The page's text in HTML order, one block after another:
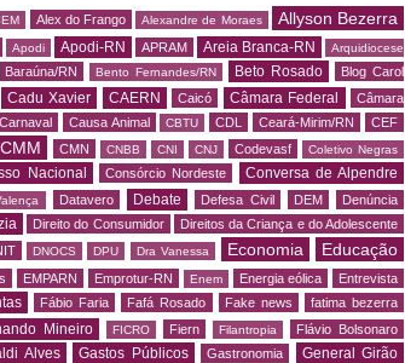
Alex do Frango Alexandre de Moraes
Allyson Bezerra
Apodi Apodi-RN APRAM Areia Branca-RN
Arquidiocese
Baraúna/RN Bento Fernandes/RN Beto Rosado
Blog Carol
Cadu Xavier CAERN Caicó Câmara Federal
Câmara
Carnaval Causa Animal CBTU CDL Ceará-Mirim/RN CEF
CMM CMN CNBB CNI CNJ Codevasf Coletivo Negras
Nacional Consórcio Nordeste Conversa de Alpendre
Datavero Debate Defesa Civil DEM Denúncia
Direito do Consumidor Direitos da Criança e do Adolescente
DNOCS DPU Dra Vanessa Economia Educação
EMPARN Emprotur-RN Enem Energia eólica Entrevista
Fábio Faria Fafá Rosado Fake news fatima bezerra
Mineiro FICRO Fiern Filantropia Flávio Bolsonaro
Alves Gastos Públicos Gastronomia General Girão